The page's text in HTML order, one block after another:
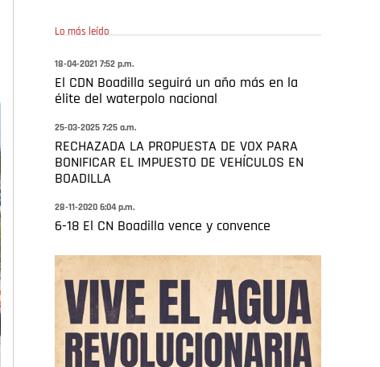
Lo más leído
18-04-2021 7:52 p.m.
El CDN Boadilla seguirá un año más en la
élite del waterpolo nacional
25-03-2025 7:25 a.m.
RECHAZADA LA PROPUESTA DE VOX PARA
BONIFICAR EL IMPUESTO DE VEHÍCULOS EN
BOADILLA
28-11-2020 6:04 p.m.
6-18 El CN Boadilla vence y convence